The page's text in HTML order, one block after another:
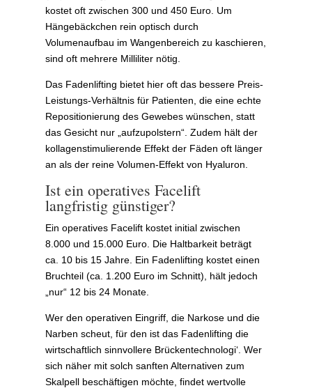
kostet oft zwischen 300 und 450 Euro. Um
Hängebäckchen rein optisch durch
Volumenaufbau im Wangenbereich zu kaschieren,
sind oft mehrere Milliliter nötig.
Das Fadenlifting bietet hier oft das bessere Preis-
Leistungs-Verhältnis für Patienten, die eine echte
Repositionierung des Gewebes wünschen, statt
das Gesicht nur „aufzupolstern“. Zudem hält der
kollagenstimulierende Effekt der Fäden oft länger
an als der reine Volumen-Effekt von Hyaluron.
Ist ein operatives Facelift
langfristig günstiger?
Ein operatives Facelift kostet initial zwischen
8.000 und 15.000 Euro. Die Haltbarkeit beträgt
ca. 10 bis 15 Jahre. Ein Fadenlifting kostet einen
Bruchteil (ca. 1.200 Euro im Schnitt), hält jedoch
„nur“ 12 bis 24 Monate.
Wer den operativen Eingriff, die Narkose und die
Narben scheut, für den ist das Fadenlifting die
wirtschaftlich sinnvollere Brückentechnologi‘. Wer
sich näher mit solch sanften Alternativen zum
Skalpell beschäftigen möchte, findet wertvolle